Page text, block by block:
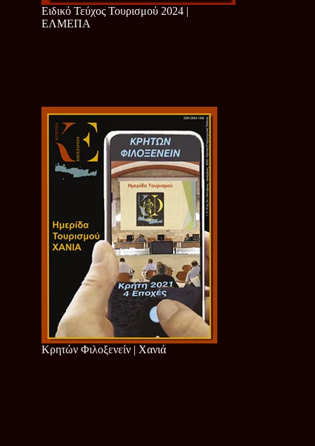
Ειδικό Τεύχος Τουρισμού 2024 |
ΕΛΜΕΠΑ
Κρητών Φιλοξενείν | Χανιά